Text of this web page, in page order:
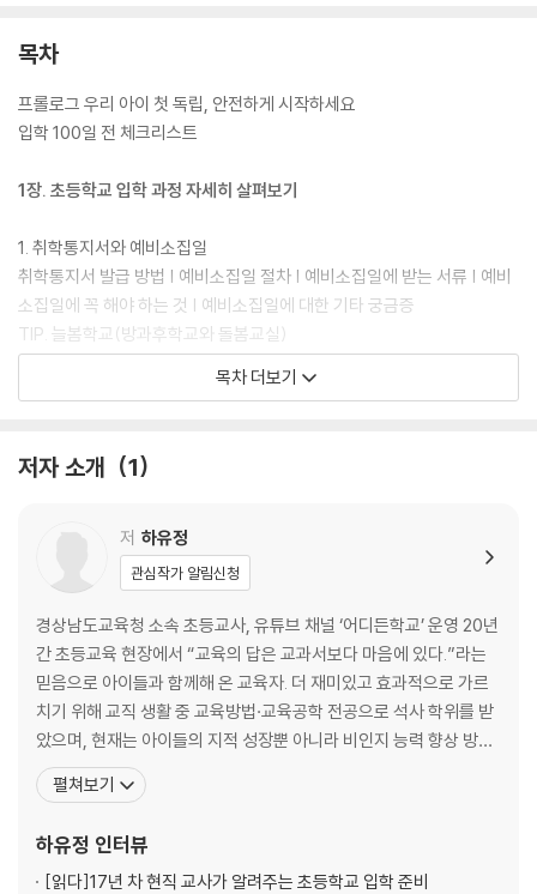
길잡이가 되어준다.
목차
프롤로그 우리 아이 첫 독립, 안전하게 시작하세요
입학 100일 전 체크리스트
1장. 초등학교 입학 과정 자세히 살펴보기
1. 취학통지서와 예비소집일
취학통지서 발급 방법 | 예비소집일 절차 | 예비소집일에 받는 서류 | 예비
소집일에 꼭 해야 하는 것 | 예비소집일에 대한 기타 궁금증
TIP. 늘봄학교(방과후학교와 돌봄교실)
1학년 반 배정의 기준 | 두근두근 입학식 | 입학식 날 꼭 챙겨야 할 것
4. 입학 준비물 똑똑하게 챙기기
입학 전에 준비할 것들 | 입학 후에 준비할 것들
2장. 1학년 학교생할 꼼꼼히 살펴보기
1. 교실 풍경 엿보기
등교 시간 | 아침 활동 | 수업 시간 | 쉬는 시간 | 급식 시간 | 급식 후 점심시
간 | 하교 시간
2. 안전한 자립 준비하기
목차 더보기
저자 소개 1
저 하유정
관심작가 알림신청
경상남도교육청 소속 초등교사, 유튜브 채널 ‘어디든학교’ 운영 20년
간 초등교육 현장에서 “교육의 답은 교과서보다 마음에 있다.”라는
믿음으로 아이들과 함께해 온 교육자. 더 재미있고 효과적으로 가르
치기 위해 교직 생활 중 교육방법·교육공학 전공으로 석사 학위를 받
았으며, 현재는 아이들의 지적 성장뿐 아니라 비인지 능력 향상 방안
을 모색하며 교육심리 박사 과정을 밟고 있다. 현장의 생생한 언어로
부모와 교사를 연결하고, 아이의 발달과 감정을 바탕으로 실천 가능
속에서도 흔들리지 않는 가정의 기준을 세우는 법을
펼쳐보기
하유정 인터뷰
[읽다]17년 차 현직 교사가 알려주는 초등학교 입학 준비